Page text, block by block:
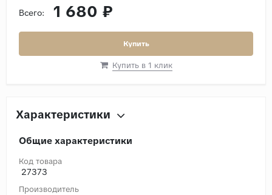
Всего: 1 680 ₽
Купить
Купить в 1 клик
Характеристики
Общие характеристики
Код товара
27373
Производитель